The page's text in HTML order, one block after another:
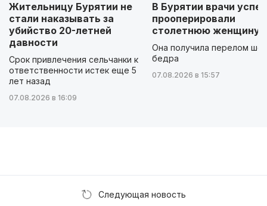
Жительницу Бурятии не
стали наказывать за
убийство 20-летней
давности
Срок привлечения сельчанки к
ответственности истек еще 5
лет назад
07.08.2026 в 16:09
В Бурятии врачи
прооперировали
столетнюю женщину
Она получила перелом
бедра
07.08.2026 в 15:57
Следующая новость